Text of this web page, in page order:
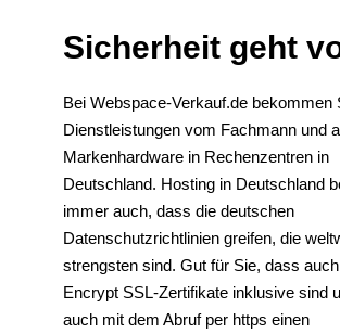
Sicherheit geht
Bei Webspace-Verkauf.de bekommen
Dienstleistungen vom Fachmann und
Markenhardware in Rechenzentren in
Deutschland. Hosting in Deutschland
immer auch, dass die deutschen
Datenschutzrichtlinien greifen, die
strengsten sind. Gut für Sie, dass
Encrypt SSL-Zertifikate inklusive sind
auch mit dem Abruf per https einen